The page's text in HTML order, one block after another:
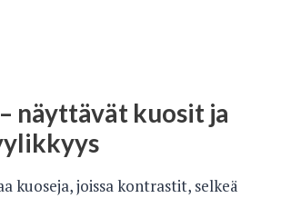
näyttävät kuosit ja
kuoseja, joissa kontrastit, selkeä